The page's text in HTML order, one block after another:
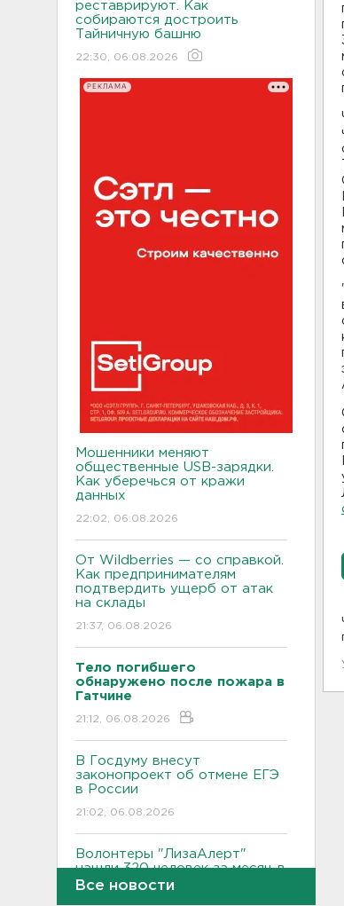
реставрируют. Как
собираются достроить
Тайничную башню
22:30, 06.08.2026
РЕКЛАМА
Мошенники меняют
общественные USB-зарядки.
Как уберечься от кражи
данных
22:02, 06.08.2026
От Wildberries — со справкой.
Как предпринимателям
подтвердить ущерб от атак
на склады
21:37, 06.08.2026
Тело погибшего
обнаружено после пожара в
Гатчине
21:12, 06.08.2026
В Госдуму внесут
законопроект об отмене ЕГЭ
в России
21:02, 06.08.2026
Волонтеры "ЛизаАлерт"
нашли 320 человек за месяц в
Ленобласти и Петербурге
Все новости